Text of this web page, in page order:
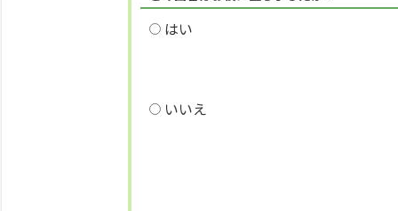
はい
いいえ